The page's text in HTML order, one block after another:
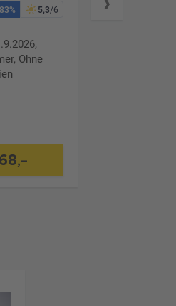
83% 5,3/6
Ohne
Pauschalreise